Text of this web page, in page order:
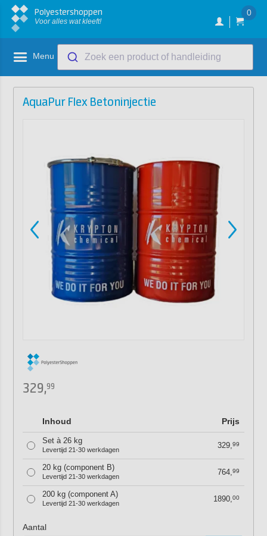
Polyestershoppen
Voor alles wat kleeft!
0
Menu Zoek een product of handleiding
AquaPur Flex Betoninjectie
329,99
Inhoud Prijs
Set à 26 kg
Levertijd 21-30 werkdagen 329,99
20 kg (component B)
Levertijd 21-30 werkdagen 764,99
200 kg (component A)
Levertijd 21-30 werkdagen 1890,00
Aantal